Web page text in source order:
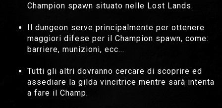
Champion spawn situato nelle Lost Lands.
Il dungeon serve principalmente per ottenere
maggiori difese per il Champion spawn, come:
barriere, munizioni, ecc...
Tutti gli altri dovranno cercare di scoprire ed
assediare la gilda vincitrice mentre sarà intenta
a fare il Champ.